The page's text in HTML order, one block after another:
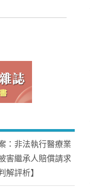
：非法執行醫療業
害繼承人賠償請求
解評析】